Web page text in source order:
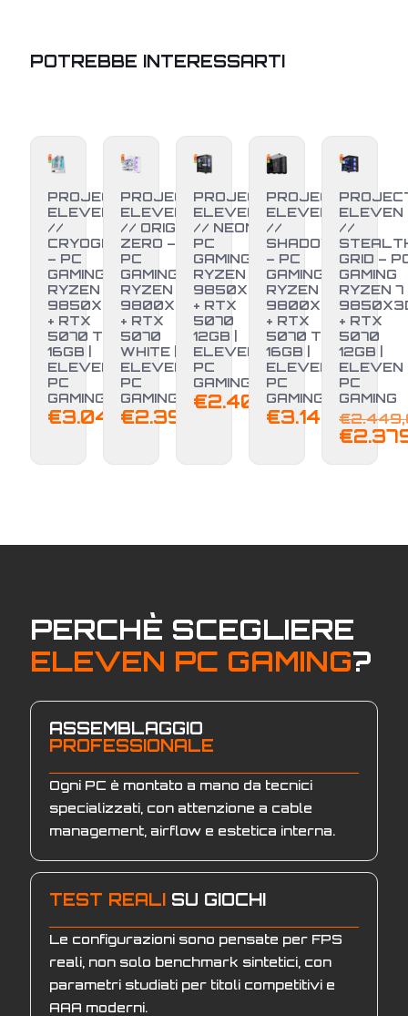
POTREBBE INTERESSARTI
PROJECT
ELEVEN
//
CRYOGEN
– PC
GAMING
RYZEN 7
9850X3D
+ RTX
5070 TI
16GB |
ELEVEN
PC
GAMING
€3.040,00
PROJECT
ELEVEN
// ORIGIN
ZERO –
PC
GAMING
RYZEN 7
9800X3D
+ RTX
5070
WHITE |
ELEVEN
PC
GAMING
€2.399,00
PROJECT
ELEVEN
// NEON –
PC
GAMING
RYZEN 7
9850X3D
+ RTX
5070
12GB |
ELEVEN
PC
GAMING
€2.400,00
PROJECT
ELEVEN
//
SHADOW
– PC
GAMING
RYZEN 7
9800X3D
+ RTX
5070 TI
16GB |
ELEVEN
PC
GAMING
€3.149,00
-3%
ELEVEN
//
GRID –
GAMING
RYZEN 7
+ RTX
5070
12GB |
ELEVEN
PC
GAMING
€
€
PERCHÈ SCEGLIERE
ELEVEN PC GAMING?
ASSEMBLAGGIO
PROFESSIONALE
Ogni PC è montato a mano da tecnici
specializzati, con attenzione a cable
management, airflow e estetica interna.
TEST REALI SU GIOCHI
Le configurazioni sono pensate per FPS
reali, non solo benchmark sintetici, con
parametri studiati per titoli competitivi e
AAA moderni.